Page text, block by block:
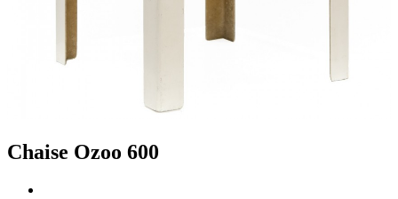
Chaise Ozoo 600